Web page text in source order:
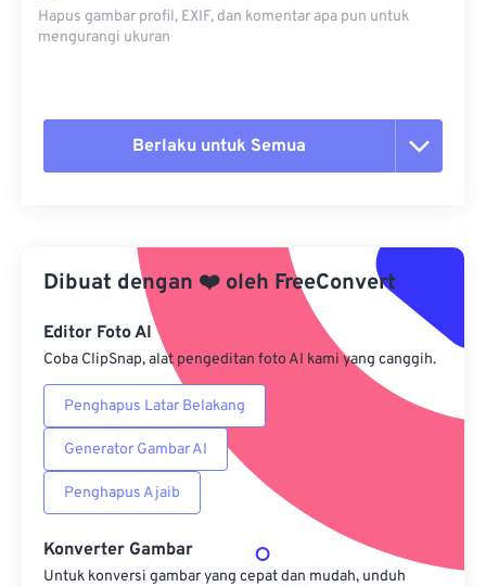
Hapus gambar profil, EXIF, dan komentar apa pun untuk
mengurangi ukuran
Berlaku untuk Semua
Terapkan dari Preset
Simpan sebagai Preset
Dibuat dengan ❤️ oleh FreeConvert
Editor Foto AI
Coba ClipSnap, alat pengeditan foto AI kami yang canggih.
Penghapus Latar Belakang
Generator Gambar AI
Penghapus Ajaib
Konverter Gambar
Untuk konversi gambar yang cepat dan mudah, unduh